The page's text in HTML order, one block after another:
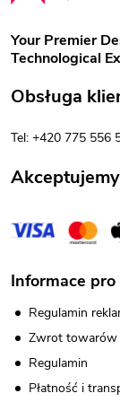
o
p
k
a
Your Premier
Technological
Obsługa
Tel: +420 775 556
Informace pro
Regulamin
Zwrot towarów
Regulamin
Płatność i